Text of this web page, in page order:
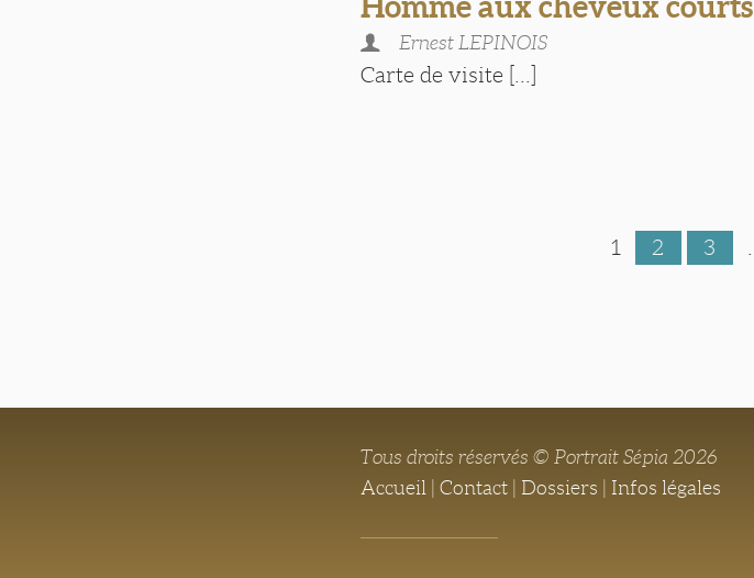
Ernest LEPINOIS
Carte de visite [...]
1 2 3
Tous droits réservés © Portrait Sépia 2026
Accueil
|Contact Dossiers Infos légales